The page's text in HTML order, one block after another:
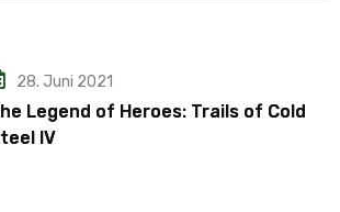
28. Juni 2021
Legend of Heroes: Trails of Cold
IV